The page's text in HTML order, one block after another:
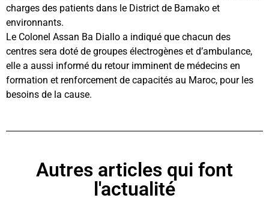
charges des patients dans le District de Bamako et
environnants.
Le Colonel Assan Ba Diallo a indiqué que chacun des
centres sera doté de groupes électrogènes et d’ambulance,
elle a aussi informé du retour imminent de médecins en
formation et renforcement de capacités au Maroc, pour les
besoins de la cause.
Autres articles qui font
l'actualité